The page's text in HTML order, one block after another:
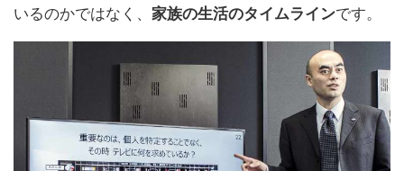
いるのかではなく、 家族の生活のタイムラインです。